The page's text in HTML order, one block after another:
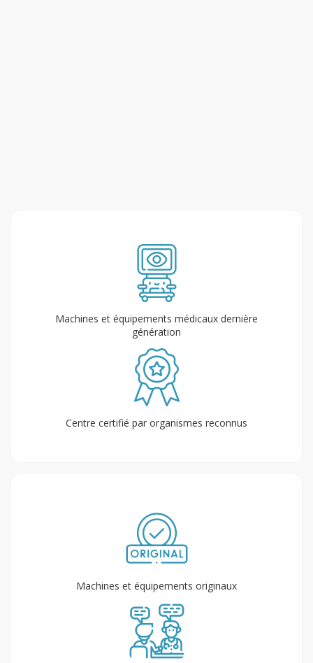
Machines et équipements médicaux dernière
génération
Centre certifié par organismes reconnus
Machines et équipements originaux